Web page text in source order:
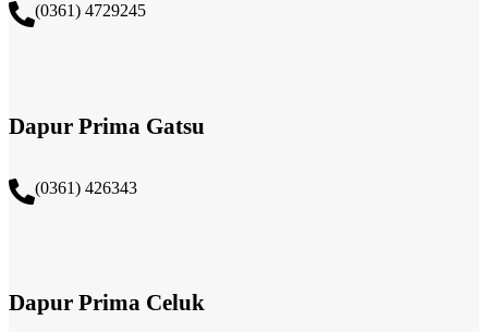
(0361) 4729245
Dapur Prima Gatsu
(0361) 426343
Dapur Prima Celuk